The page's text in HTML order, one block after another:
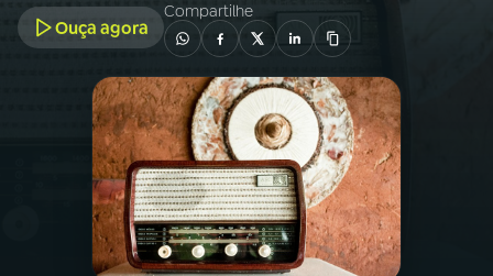
01INÍCIO
A RÁDIO
PROGRAMAÇÃO
PROGRAMAS
Ouça agora
Compartilhe